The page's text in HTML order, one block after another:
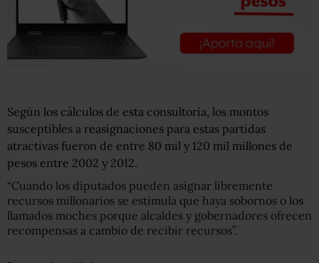
Según los cálculos de esta consultoría, los montos
susceptibles a reasignaciones para estas partidas
atractivas fueron de entre 80 mil y 120 mil millones de
pesos entre 2002 y 2012.
“Cuando los diputados pueden asignar libremente
recursos millonarios se estimula que haya sobornos o los
llamados moches porque alcaldes y gobernadores ofrecen
recompensas a cambio de recibir recursos”.